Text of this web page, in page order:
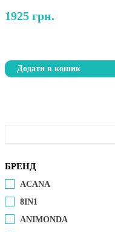
1925 грн.
Додати в кошик
БРЕНД
ACANA
8IN1
ANIMONDA